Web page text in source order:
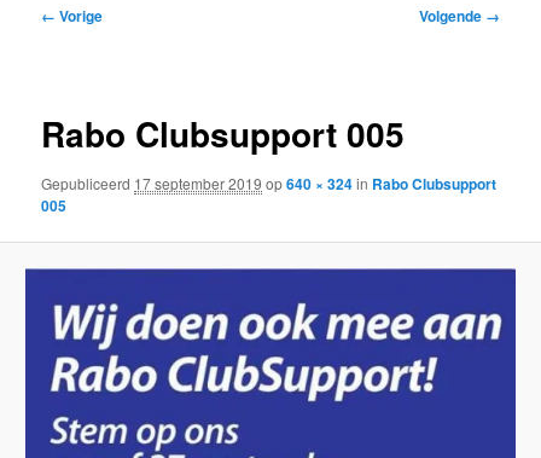
Afbeeldingsnavigatie
← Vorige Volgende →
Rabo Clubsupport 005
Gepubliceerd 17 september 2019 op640 × 324in Rabo Clubsupport
005